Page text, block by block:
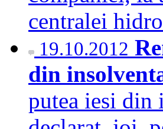
centralei
19.10.2012
din
putea iesi din